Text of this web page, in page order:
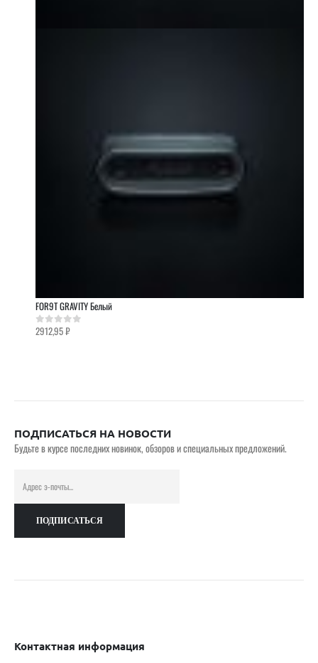
FOR9T GRAVITY Белый
0out of 5
2912,95₽
ПОДПИСАТЬСЯ НА НОВОСТИ
Будьте в курсе последних новинок, обзоров и специальных предложений.
Контактная информация